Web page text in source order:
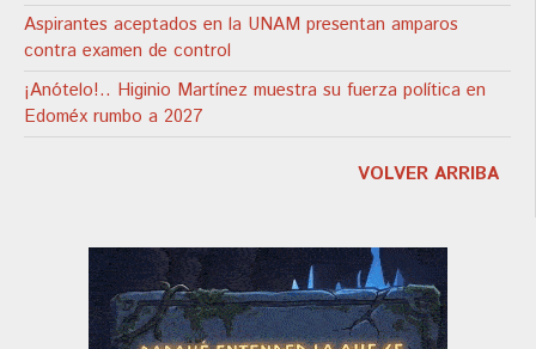
Aspirantes aceptados en la UNAM presentan amparos
contra examen de control
¡Anótelo!.. Higinio Martínez muestra su fuerza política en
Edoméx rumbo a 2027
VOLVER ARRIBA